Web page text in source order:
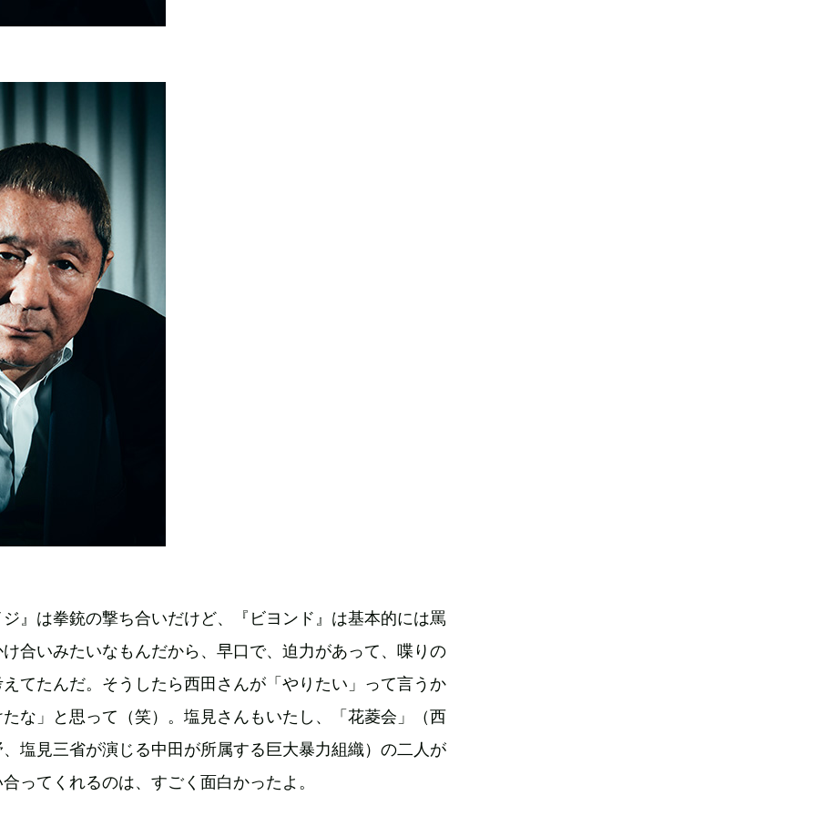
』は拳銃の撃ち合いだけど、『ビヨンド』は基本的には罵
合いみたいなもんだから、早口で、迫力があって、喋りの
てたんだ。そうしたら西田さんが「やりたい」って言うか
な」と思って（笑）。塩見さんもいたし、「花菱会」（西
塩見三省が演じる中田が所属する巨大暴力組織）の二人が
ってくれるのは、すごく面白かったよ。